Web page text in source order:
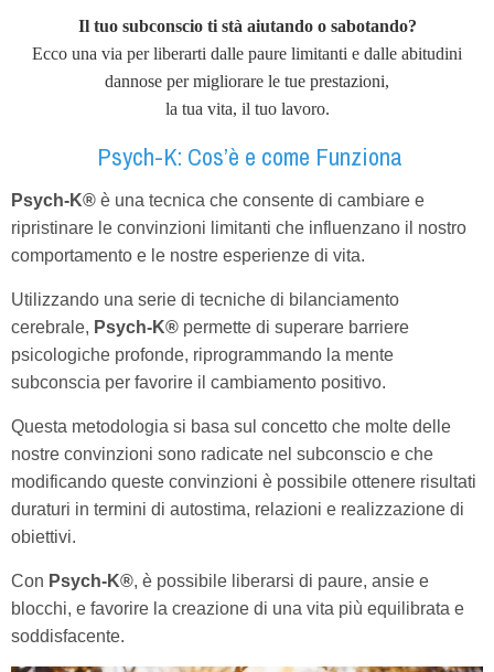
Il tuo subconscio ti stà aiutando o sabotando?
Ecco una via per liberarti dalle paure limitanti e dalle abitudini
dannose per migliorare le tue prestazioni,
la tua vita, il tuo lavoro.
Psych-K: Cos’è e come Funziona
Psych-K® è una tecnica che consente di cambiare e
ripristinare le convinzioni limitanti che influenzano il nostro
comportamento e le nostre esperienze di vita.
Utilizzando una serie di tecniche di bilanciamento
cerebrale, Psych-K® permette di superare barriere
psicologiche profonde, riprogrammando la mente
subconscia per favorire il cambiamento positivo.
Questa metodologia si basa sul concetto che molte delle
nostre convinzioni sono radicate nel subconscio e che
modificando queste convinzioni è possibile ottenere risultati
duraturi in termini di autostima, relazioni e realizzazione di
obiettivi.
Con Psych-K®, è possibile liberarsi di paure, ansie e
blocchi, e favorire la creazione di una vita più equilibrata e
soddisfacente.